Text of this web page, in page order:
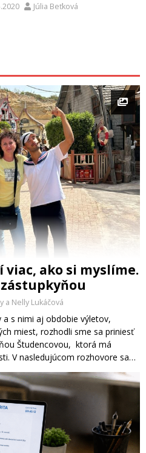
Júlia Beťková
viac, ako si myslíme.
a Nelly Lukáčová
a s nimi aj obdobie výletov,
miest, rozhodli sme sa priniesť
Študencovou, ktorá má
V nasledujúcom rozhovore sa…